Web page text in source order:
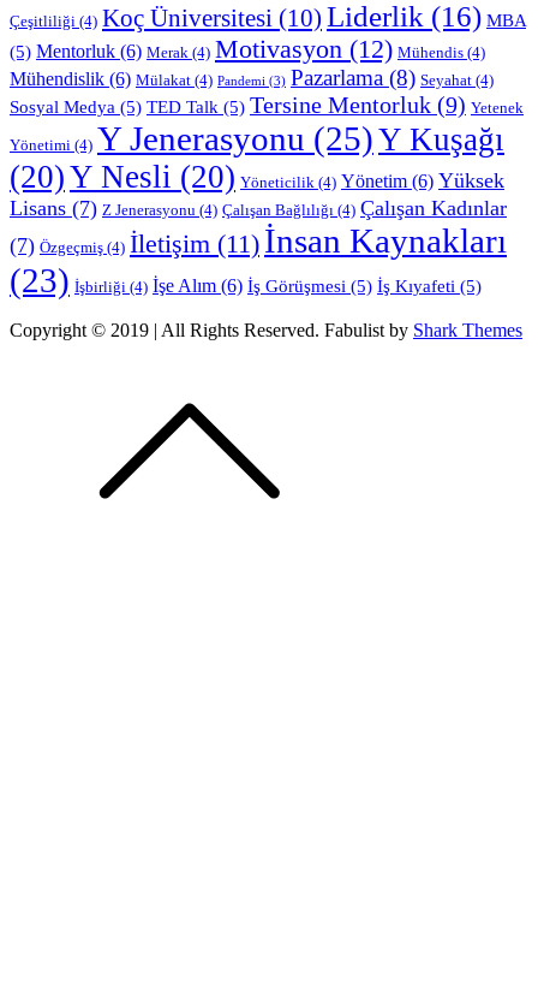
Çeşitliliği (4) Koç Üniversitesi (10) Liderlik (16) MBA
(5) Mentorluk (6) Merak (4) Motivasyon (12) Mühendis (4)
Mühendislik (6) Mülakat (4) Pandemi (3) Pazarlama (8) Seyahat (4)
Sosyal Medya (5) TED Talk (5) Tersine Mentorluk (9) Yetenek
Yönetimi (4) Y Jenerasyonu (25)Y Kuşağı
(20)Y Nesli (20) Yöneticilik (4) Yönetim (6) Yüksek
Lisans (7) Z Jenerasyonu (4) Çalışan Bağlılığı (4) Çalışan Kadınlar
(7) Özgeçmiş (4) İletişim (11) İnsan Kaynakları
(23) İşbirliği (4) İşe Alım (6) İş Görüşmesi (5) İş Kıyafeti (5)
Copyright © 2019 | All Rights Reserved. Fabulist by Shark Themes